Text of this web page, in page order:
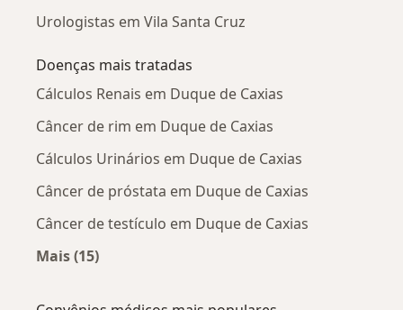
Urologistas em Vila Santa Cruz
Doenças mais tratadas
Cálculos Renais em Duque de Caxias
Câncer de rim em Duque de Caxias
Cálculos Urinários em Duque de Caxias
Câncer de próstata em Duque de Caxias
Câncer de testículo em Duque de Caxias
Mais (15)